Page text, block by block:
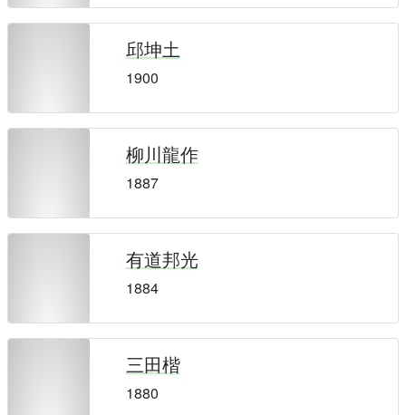
邱坤土
1900
柳川龍作
1887
有道邦光
1884
三田楷
1880